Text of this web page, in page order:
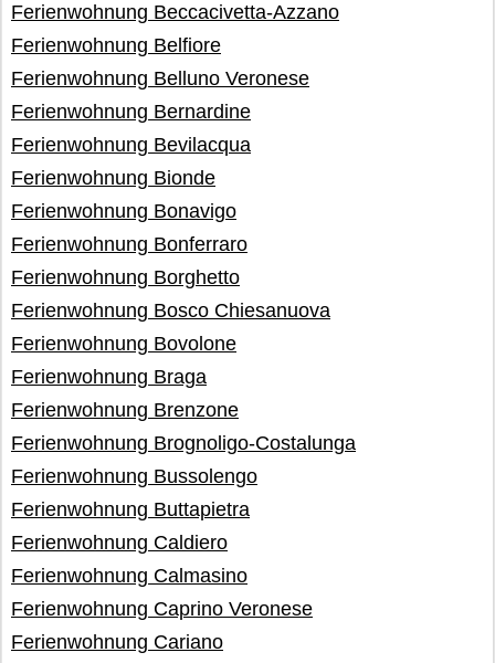
Ferienwohnung Beccacivetta-Azzano
Ferienwohnung Belfiore
Ferienwohnung Belluno Veronese
Ferienwohnung Bernardine
Ferienwohnung Bevilacqua
Ferienwohnung Bionde
Ferienwohnung Bonavigo
Ferienwohnung Bonferraro
Ferienwohnung Borghetto
Ferienwohnung Bosco Chiesanuova
Ferienwohnung Bovolone
Ferienwohnung Braga
Ferienwohnung Brenzone
Ferienwohnung Brognoligo-Costalunga
Ferienwohnung Bussolengo
Ferienwohnung Buttapietra
Ferienwohnung Caldiero
Ferienwohnung Calmasino
Ferienwohnung Caprino Veronese
Ferienwohnung Cariano